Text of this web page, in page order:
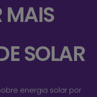
MAIS
SOLAR
energia solar por